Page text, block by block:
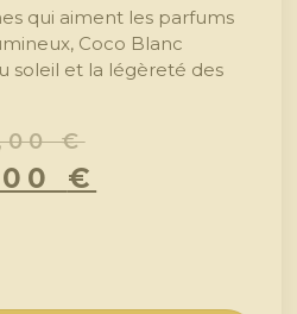
qui aiment les parfums
Coco Blanc
soleil et la légèreté des
€
€